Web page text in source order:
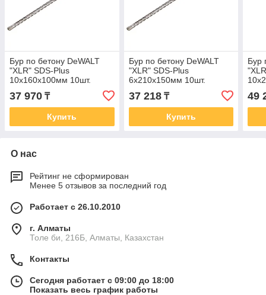
Бур по бетону DeWALT
"XLR" SDS-Plus
10x160x100мм 10шт.
DT8967-QZ
37 970 ₸
Купить
Бур по бетону DeWALT
"XLR" SDS-Plus
6x210x150мм 10шт.
DT8957-QZ
37 218₸
Купить
Бур
49
О нас
Рейтинг не сформирован
Менее 5 отзывов за последний год
Работает с 26.10.2010
г. Алматы
Толе би, 216Б, Алматы, Казахстан
Контакты
Сегодня работает с 09:00 до 18:00
Показать весь график работы